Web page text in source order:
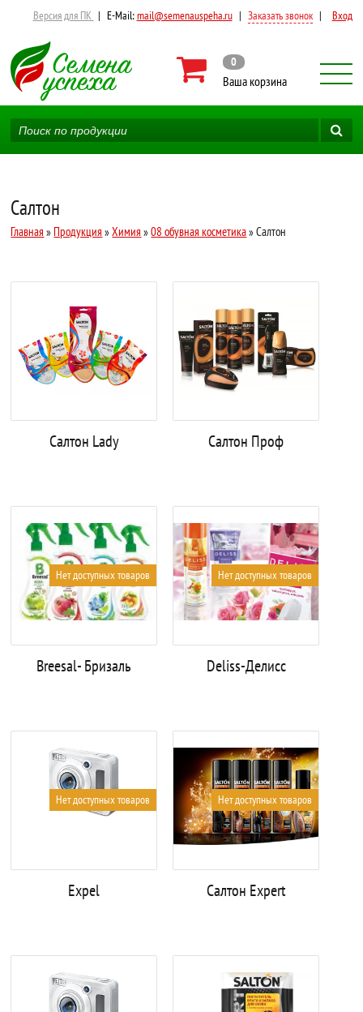
Версия для ПК | E-Mail:mail@semenauspeha.ru | Заказать звонок | Вход
0
Ваша корзина
Салтон
Главная » Продукция »Химия »08 обувная косметика» Салтон
Салтон Lady Салтон Проф
Нет доступных товаров
Breesal- Бризаль
Нет доступных товаров
Deliss-Делисс
Нет доступных товаров
Expel
Нет доступных товаров
Салтон Expert